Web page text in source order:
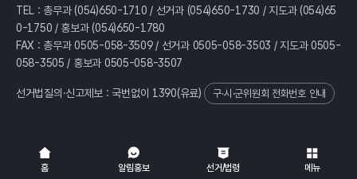
홈 알림홍보 선거/법령 메뉴
TEL : 총무과 (054)650-1710 / 선거과 (054)650-1730 / 지도과 (054)65
0-1750 / 홍보과 (054)650-1780
FAX : 총무과 0505-058-3509 / 선거과 0505-058-3503 / 지도과 0505-
058-3505 / 홍보과 0505-058-3507
선거법질의·신고제보 : 국번없이 1390(유료) 구·시·군위원회 전화번호 안내